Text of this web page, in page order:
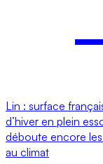
Lin : surface
d’hiver en plein
déboute encore
au climat